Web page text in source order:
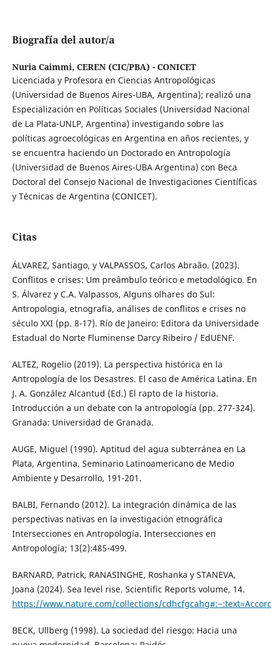
Biografía del autor/a
Nuria Caimmi, CEREN (CIC/PBA) - CONICET
Licenciada y Profesora en Ciencias Antropológicas
(Universidad de Buenos Aires-UBA, Argentina); realizó una
Especialización en Políticas Sociales (Universidad Nacional
de La Plata-UNLP, Argentina) investigando sobre las
políticas agroecológicas en Argentina en años recientes, y
se encuentra haciendo un Doctorado en Antropología
(Universidad de Buenos Aires-UBA Argentina) con Beca
Doctoral del Consejo Nacional de Investigaciones Científicas
y Técnicas de Argentina (CONICET).
Citas
ÁLVAREZ, Santiago, y VALPASSOS, Carlos Abraão. (2023).
Conflitos e crises: Um preâmbulo teórico e metodológico. En
S. Álvarez y C.A. Valpassos, Alguns olhares do Sul:
Antropologia, etnografia, análises de conflitos e crises no
século XXI (pp. 8-17). Río de Janeiro: Editora da Universidade
Estadual do Norte Fluminense Darcy Ribeiro / EdUENF.
ALTEZ, Rogelio (2019). La perspectiva histórica en la
Antropología de los Desastres. El caso de América Latina. En
J. A. González Alcantud (Ed.) El rapto de la historia.
Introducción a un debate con la antropología (pp. 277-324).
Granada: Universidad de Granada.
AUGE, Miguel (1990). Aptitud del agua subterránea en La
Plata, Argentina. Seminario Latinoamericano de Medio
Ambiente y Desarrollo, 191-201.
BALBI, Fernando (2012). La integración dinámica de las
perspectivas nativas en la investigación etnográfica
Intersecciones en Antropología. Intersecciones en
Antropología; 13(2):485-499.
BARNARD, Patrick, RANASINGHE, Roshanka y STANEVA,
Joana (2024). Sea level rise. Scientific Reports volume, 14.
https://www.nature.com/collections/
BECK, Ullberg (1998). La sociedad del riesgo: Hacia una